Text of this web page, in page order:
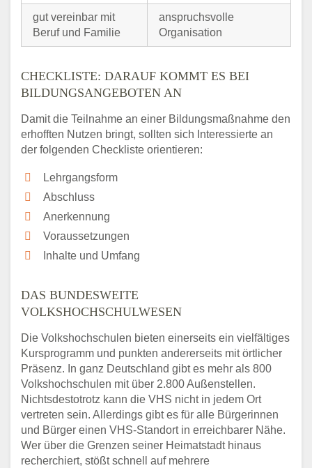
gut vereinbar mit
Beruf und Familie
anspruchsvolle
Organisation
CHECKLISTE: DARAUF KOMMT ES BEI
BILDUNGSANGEBOTEN AN
Damit die Teilnahme an einer Bildungsmaßnahme den
erhofften Nutzen bringt, sollten sich Interessierte an
der folgenden Checkliste orientieren:
Lehrgangsform
Abschluss
Anerkennung
Voraussetzungen
Inhalte und Umfang
DAS BUNDESWEITE
VOLKSHOCHSCHULWESEN
Die Volkshochschulen bieten einerseits ein vielfältiges
Kursprogramm und punkten andererseits mit örtlicher
Präsenz. In ganz Deutschland gibt es mehr als 800
Volkshochschulen mit über 2.800 Außenstellen.
Nichtsdestotrotz kann die VHS nicht in jedem Ort
vertreten sein. Allerdings gibt es für alle Bürgerinnen
und Bürger einen VHS-Standort in erreichbarer Nähe.
Wer über die Grenzen seiner Heimatstadt hinaus
recherchiert, stößt schnell auf mehrere